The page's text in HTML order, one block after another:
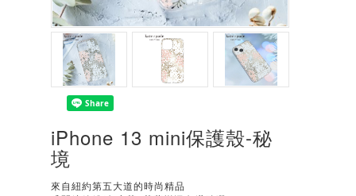
iPhone 13 mini保護殼-秘
境
來自紐約第五大道的時尚精品